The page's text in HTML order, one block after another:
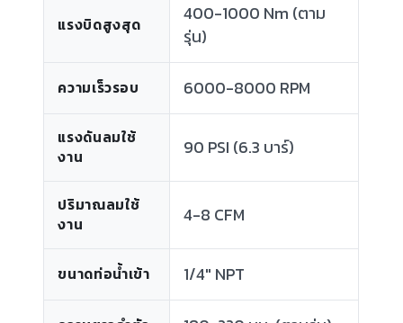
แรงบิดสูงสุด
400-1000 Nm (ตาม
รุ่น)
ความเร็วรอบ 6000-8000 RPM
แรงดันลมใช้
งาน
90 PSI (6.3 บาร์)
ปริมาณลมใช้
งาน
4-8 CFM
ขนาดท่อน้ำเข้า 1/4" NPT